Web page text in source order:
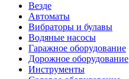
Везде
Автоматы
Вибраторы и булавы
Водяные насосы
Гаражное оборудование
Дорожное оборудование
Инструменты